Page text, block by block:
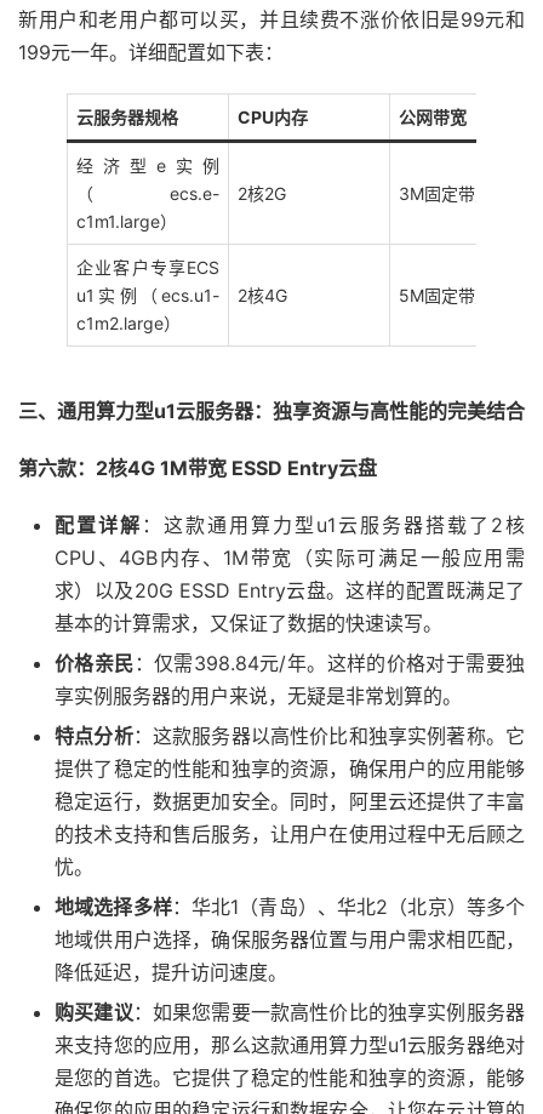
新用户和老用户都可以买，并且续费不涨价依旧是99元和
199元一年。详细配置如下表：
云服务器规格 CPU内存 公网带宽
经济型e实例
（ecs.e-
c1m1.large）
2核2G 3M固定带宽
企业客户专享ECS
u1实例（ecs.u1-
c1m2.large）
2核4G 5M固定带宽
三、通用算力型u1云服务器：独享资源与高性能的完美结合
第六款：2核4G 1M带宽 ESSD Entry云盘
配置详解 ：这款通用算力型u1云服务器搭载了2核
CPU、4GB内存、1M带宽（实际可满足一般应用需
求）以及20G ESSD Entry云盘。这样的配置既满足了
基本的计算需求，又保证了数据的快速读写。
价格亲民 ：仅需398.84元/年。这样的价格对于需要独
享实例服务器的用户来说，无疑是非常划算的。
特点分析：这款服务器以高性价比和独享实例著称。它
提供了稳定的性能和独享的资源，确保用户的应用能够
稳定运行，数据更加安全。同时，阿里云还提供了丰富
的技术支持和售后服务，让用户在使用过程中无后顾之
忧。
地域选择多样：华北1（青岛）、华北2（北京）等多个
地域供用户选择，确保服务器位置与用户需求相匹配，
降低延迟，提升访问速度。
购买建议：如果您需要一款高性价比的独享实例服务器
来支持您的应用，那么这款通用算力型u1云服务器绝对
是您的首选。它提供了稳定的性能和独享的资源，能够